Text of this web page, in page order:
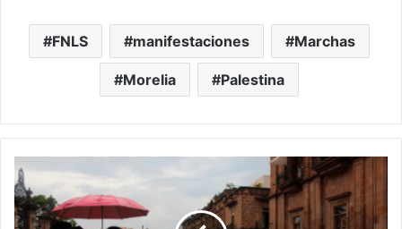
FNLS manifestaciones Marchas
Morelia Palestina
#Morelia
Aún
Con
Lluvia